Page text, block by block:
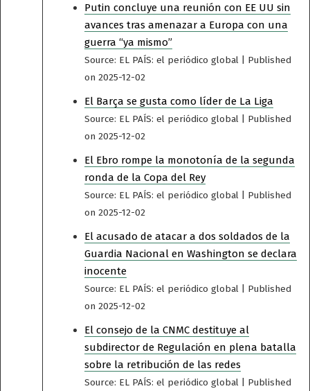
Putin concluye una reunión con EE UU sin
avances tras amenazar a Europa con una
guerra “ya mismo”
Source: EL PAÍS: el periódico global
Published
on 2025-12-02
El Barça se gusta como líder de La Liga
Source: EL PAÍS: el periódico global
Published
on 2025-12-02
El Ebro rompe la monotonía de la segunda
ronda de la Copa del Rey
Source: EL PAÍS: el periódico global
Published
on 2025-12-02
El acusado de atacar a dos soldados de la
Guardia Nacional en Washington se declara
inocente
Source: EL PAÍS: el periódico global
Published
on 2025-12-02
El consejo de la CNMC destituye al
subdirector de Regulación en plena batalla
sobre la retribución de las redes
Source: EL PAÍS: el periódico global
Published